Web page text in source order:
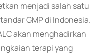
menjadi salah satu
GMP di Indonesia.
akan menghadirkan
terapi yang